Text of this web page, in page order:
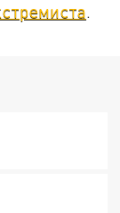
.